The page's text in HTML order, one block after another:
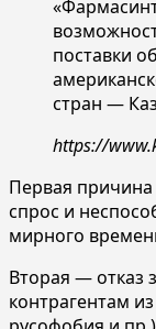
поставки
стран —
https://
Первая
спрос и
мирного
Вторая — отказ
контрагентам